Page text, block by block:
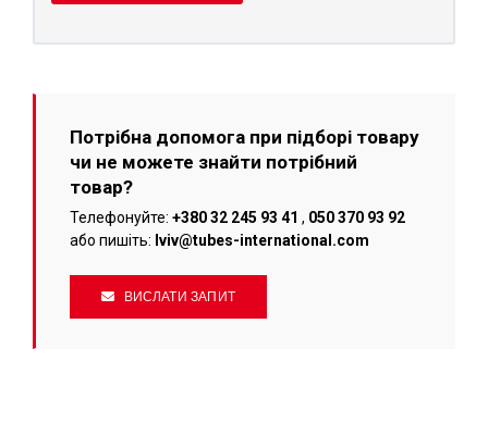
Потрібна допомога при підборі товару
чи не можете знайти потрібний
товар?
Телефонуйте: +380 32 245 93 41 , 050 370 93 92
або пишіть: lviv@tubes-international.com
ВИСЛАТИ ЗАПИТ